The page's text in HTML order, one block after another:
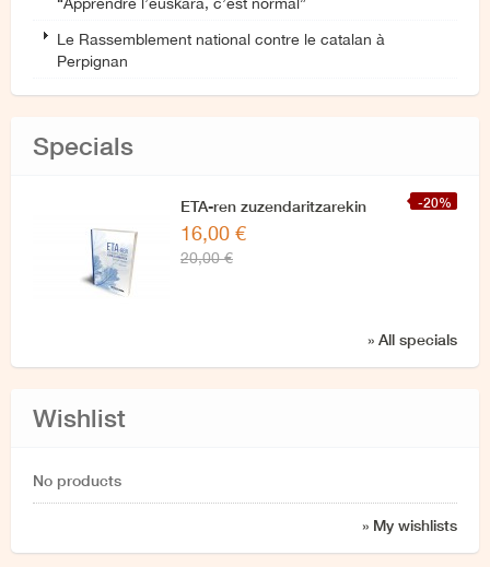
Le Rassemblement national contre le catalan à
Perpignan
Specials
-20%
ETA-ren zuzendaritzarekin
azken elkarrizketa
16,00 €
20,00 €
» All specials
Wishlist
No products
» My wishlists